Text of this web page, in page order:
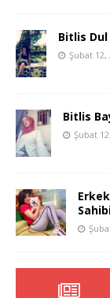
Bitlis Dul
Şubat 12,
Bitlis
Şubat